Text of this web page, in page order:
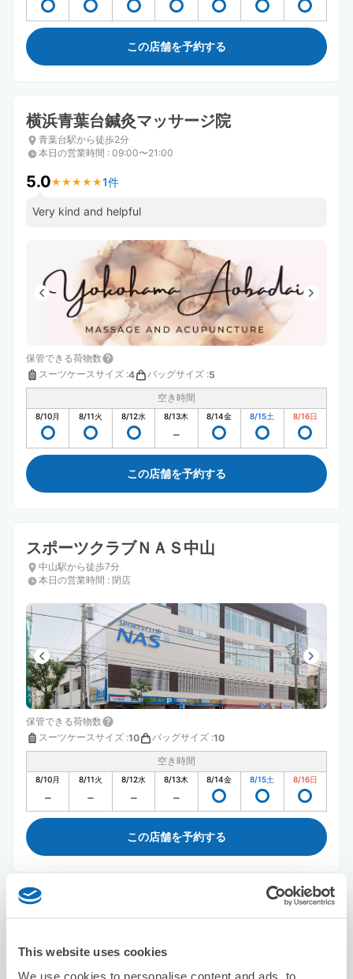
This website uses cookies
We use cookies to personalise content and ads, to
この店舗を予約する
横浜青葉台鍼灸マッサージ院
青葉台駅から徒歩2分
本日の営業時間 : 09:00〜21:00
5.0★ ★ ★ ★ ★
★ ★ ★ ★ ★1件
Very kind and helpful
保管できる荷物数
スーツケースサイズ :4 バッグサイズ :5
空き時間
8/10月 8/11火 8/12水 8/13木 8/14金 8/15土 8/16日
この店舗を予約する
スポーツクラブＮＡＳ中山
中山駅から徒歩7分
本日の営業時間 : 閉店
保管できる荷物数
スーツケースサイズ :10 バッグサイズ :10
空き時間
8/10月 8/11火 8/12水 8/13木 8/14金 8/15土 8/16日
この店舗を予約する
炭火焼きイタリアン辻